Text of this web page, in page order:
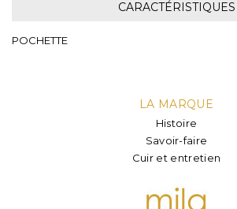
CARACTÉRISTIQUES
POCHETTE
LA MARQUE
Histoire
Savoir-faire
Cuir et entretien